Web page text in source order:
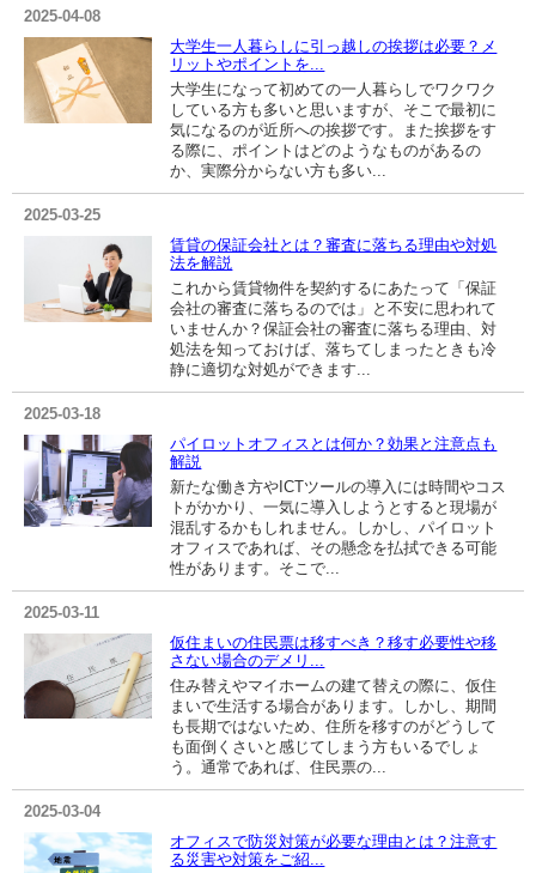
2025-04-08
大学生一人暮らしに引っ越しの挨拶は必要？メ
リットやポイントを...
大学生になって初めての一人暮らしでワクワク
している方も多いと思いますが、そこで最初に
気になるのが近所への挨拶です。また挨拶をす
る際に、ポイントはどのようなものがあるの
か、実際分からない方も多い...
2025-03-25
賃貸の保証会社とは？審査に落ちる理由や対処
法を解説
これから賃貸物件を契約するにあたって「保証
会社の審査に落ちるのでは」と不安に思われて
いませんか？保証会社の審査に落ちる理由、対
処法を知っておけば、落ちてしまったときも冷
静に適切な対処ができます...
2025-03-18
パイロットオフィスとは何か？効果と注意点も
解説
新たな働き方やICTツールの導入には時間やコス
トがかかり、一気に導入しようとすると現場が
混乱するかもしれません。しかし、パイロット
オフィスであれば、その懸念を払拭できる可能
性があります。そこで...
2025-03-11
仮住まいの住民票は移すべき？移す必要性や移
さない場合のデメリ...
住み替えやマイホームの建て替えの際に、仮住
まいで生活する場合があります。しかし、期間
も長期ではないため、住所を移すのがどうして
も面倒くさいと感じてしまう方もいるでしょ
う。通常であれば、住民票の...
2025-03-04
オフィスで防災対策が必要な理由とは？注意す
る災害や対策をご紹...